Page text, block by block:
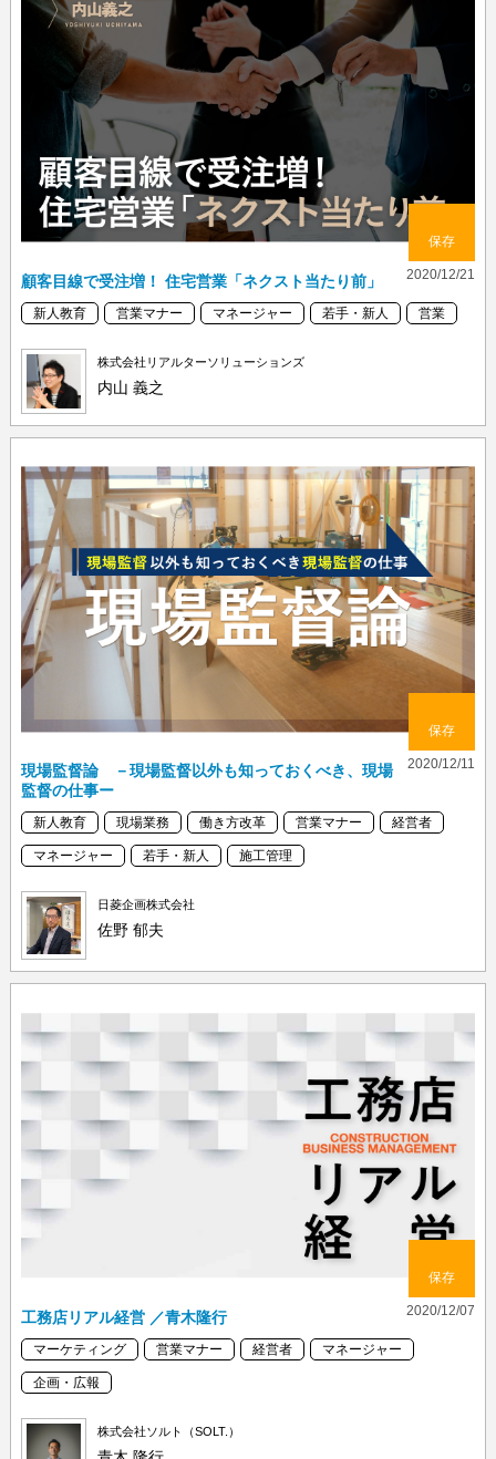
保存
2020/12/21
顧客目線で受注増！ 住宅営業「ネクスト当たり前」
新人教育 営業マナー マネージャー 若手・新人 営業
株式会社リアルターソリューションズ
内山 義之
保存
2020/12/11
現場監督論 －現場監督以外も知っておくべき、現場
監督の仕事ー
新人教育 現場業務 働き方改革 営業マナー 経営者
マネージャー 若手・新人 施工管理
日菱企画株式会社
佐野 郁夫
保存
2020/12/07
工務店リアル経営 ／青木隆行
マーケティング 営業マナー 経営者 マネージャー
企画・広報
株式会社ソルト（SOLT.）